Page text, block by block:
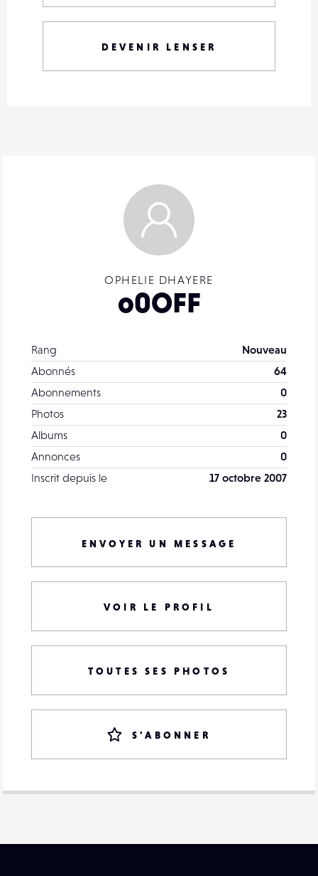
OPHELIE DHAYERE
o0OFF
Rang
Nouveau
Abonnés
64
Abonnements
0
Photos
23
Albums
0
Annonces
0
Inscrit depuis le
17 octobre 2007
ENVOYER UN MESSAGE
VOIR LE PROFIL
TOUTES SES PHOTOS
S'ABONNER
DEVENIR LENSER